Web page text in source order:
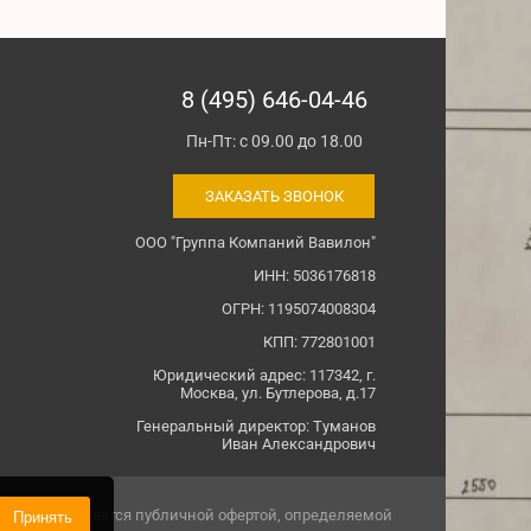
8 (495) 646-04-46
Пн-Пт: с 09.00 до 18.00
ЗАКАЗАТЬ ЗВОНОК
ООО "Группа Компаний Вавилон"
ИНН: 5036176818
ОГРН: 1195074008304
КПП: 772801001
Юридический адрес: 117342, г.
Москва, ул. Бутлерова, д.17
Генеральный директор: Туманов
Иван Александрович
не является публичной офертой, определяемой
Принять